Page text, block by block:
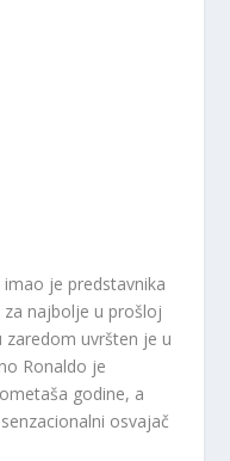
imao je predstavnika
za najbolje u prošloj
zaredom uvršten je u
Ronaldo je
godine, a
osvajač